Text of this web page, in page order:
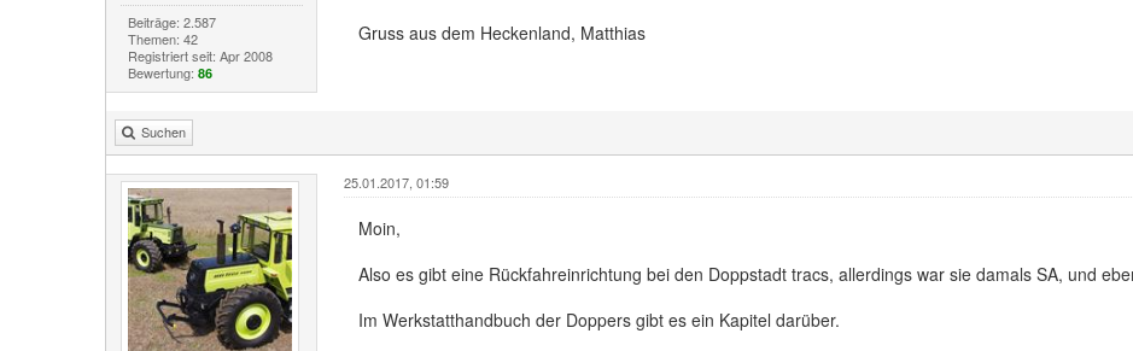
Beiträge: 2.587
Themen: 42
Registriert seit: Apr 2008
Bewertung: 86
Gruss aus dem Heckenland, Matthias
Suchen
25.01.2017, 01:59
Moin,
Also es gibt eine Rückfahreinrichtung bei den Doppstadt tracs, allerdings war sie damals SA, und
Im Werkstatthandbuch der Doppers gibt es ein Kapitel darüber.